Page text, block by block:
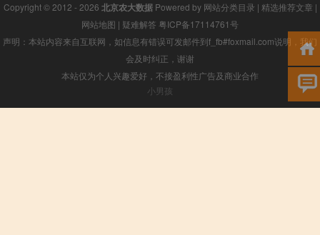
Copyright © 2012 - 2026 北京农大数据Powered by 网站分类目录 | 精选推荐文章 |
网站地图 | 疑难解答 粤ICP备17114761号
声明：本站内容来自互联网，如信息有错误可发邮件到f_fb#foxmail.com说明，我们
会及时纠正，谢谢
本站仅为个人兴趣爱好，不接盈利性广告及商业合作
小男孩